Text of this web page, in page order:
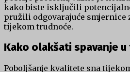
kako biste isključili
pružili odgovarajuće smjernice
tijekom trudnoće.
Kako olakšati spavanje
Poboljšanje kvalitete sna